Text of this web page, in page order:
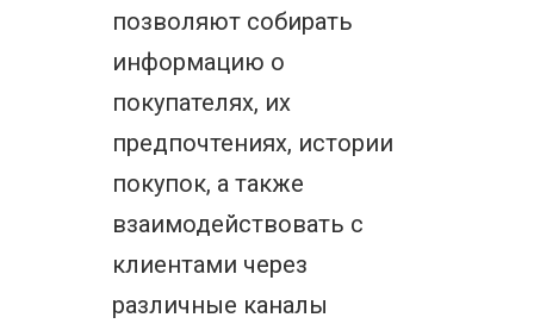
позволяют собирать
информацию о
покупателях, их
предпочтениях, истории
покупок, а также
взаимодействовать с
клиентами через
различные каналы